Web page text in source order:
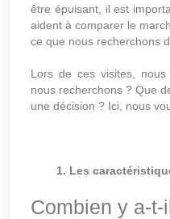
être épuisant, il est
aident à comparer le
ce que nous recherchons
Lors de ces visites,
nous recherchons ? Que
une décision ? Ici, nous
1. Les
Combien y a-